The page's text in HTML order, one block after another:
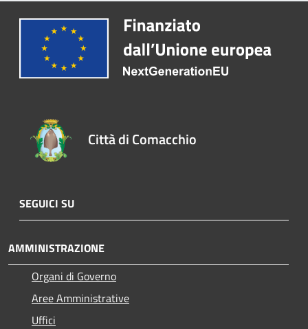
Città di Comacchio
SEGUICI SU
AMMINISTRAZIONE
Organi di Governo
Aree Amministrative
Uffici